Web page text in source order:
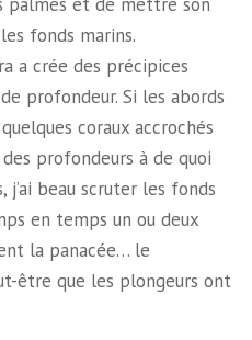
fonds marins.
a crée des précipices
profondeur. Si les abords
coraux accrochés
profondeurs à de quoi
beau scruter les fonds
en temps un ou deux
la panacée… le
être que les plongeurs ont